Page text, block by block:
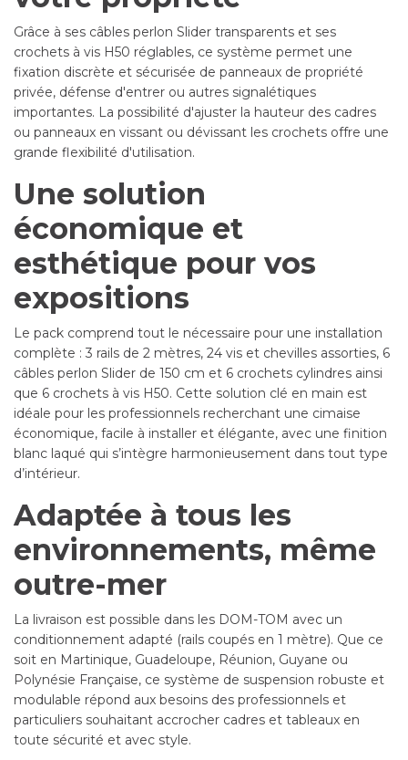
Grâce à ses câbles perlon Slider transparents et ses
crochets à vis H50 réglables, ce système permet une
fixation discrète et sécurisée de panneaux de propriété
privée, défense d'entrer ou autres signalétiques
importantes. La possibilité d'ajuster la hauteur des cadres
ou panneaux en vissant ou dévissant les crochets offre une
grande flexibilité d'utilisation.
Une solution
économique et
esthétique pour vos
expositions
Le pack comprend tout le nécessaire pour une installation
complète : 3 rails de 2 mètres, 24 vis et chevilles assorties, 6
câbles perlon Slider de 150 cm et 6 crochets cylindres ainsi
que 6 crochets à vis H50. Cette solution clé en main est
idéale pour les professionnels recherchant une cimaise
économique, facile à installer et élégante, avec une finition
blanc laqué qui s’intègre harmonieusement dans tout type
d’intérieur.
Adaptée à tous les
environnements, même
outre-mer
La livraison est possible dans les DOM-TOM avec un
conditionnement adapté (rails coupés en 1 mètre). Que ce
soit en Martinique, Guadeloupe, Réunion, Guyane ou
Polynésie Française, ce système de suspension robuste et
modulable répond aux besoins des professionnels et
particuliers souhaitant accrocher cadres et tableaux en
toute sécurité et avec style.